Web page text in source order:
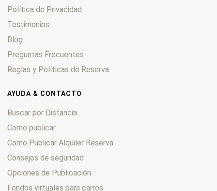
Política de Privacidad
Testimonios
Blog
Preguntas Frecuentes
Reglas y Políticas de Reserva
AYUDA & CONTACTO
Buscar por Distancia
Como publicar
Como Publicar Alquiler Reserva
Consejos de seguridad
Opciones de Publicación
Fondos virtuales para carros